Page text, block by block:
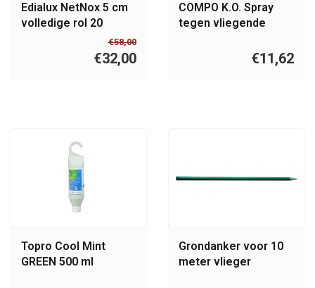
Edialux NetNox 5 cm
volledige rol 20
€58,00
€32,00
COMPO K.O. Spray
tegen vliegende
€11,62
Topro Cool Mint
GREEN 500 ml
Grondanker voor 10
meter vlieger